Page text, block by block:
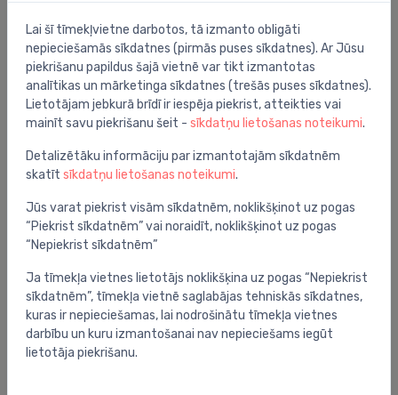
Preces apraksts
Knauf Firewrap ugunsaizsardzības lente 110mm
Jums varētu arī interesēt
Lai šī tīmekļvietne darbotos, tā izmanto obligāti
nepieciešamās sīkdatnes (pirmās puses sīkdatnes). Ar Jūsu
piekrišanu papildus šajā vietnē var tikt izmantotas
analītikas un mārketinga sīkdatnes (trešās puses sīkdatnes).
Lietotājam jebkurā brīdī ir iespēja piekrist, atteikties vai
mainīt savu piekrišanu šeit - sīkdatņu lietošanas noteikumi.
Detalizētāku informāciju par izmantotajām sīkdatnēm
skatīt sīkdatņu lietošanas noteikumi.
Jūs varat piekrist visām sīkdatnēm, noklikšķinot uz pogas
“Piekrist sīkdatnēm” vai noraidīt, noklikšķinot uz pogas
“Nepiekrist sīkdatnēm”
Ja tīmekļa vietnes lietotājs noklikšķina uz pogas “Nepiekrist
sīkdatnēm”, tīmekļa vietnē saglabājas tehniskās sīkdatnes,
kuras ir nepieciešamas, lai nodrošinātu tīmekļa vietnes
darbību un kuru izmantošanai nav nepieciešams iegūt
lietotāja piekrišanu.